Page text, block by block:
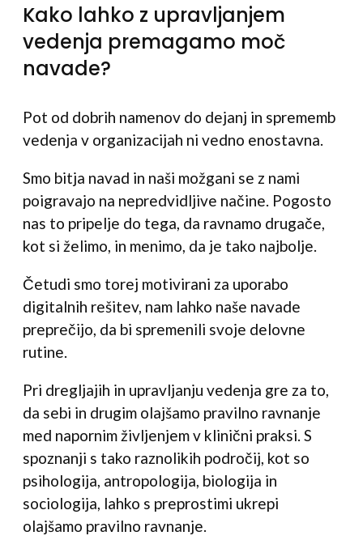
Kako lahko z upravljanjem
vedenja premagamo moč
navade?
Pot od dobrih namenov do dejanj in sprememb
vedenja v organizacijah ni vedno enostavna.
Smo bitja navad in naši možgani se z nami
poigravajo na nepredvidljive načine. Pogosto
nas to pripelje do tega, da ravnamo drugače,
kot si želimo, in menimo, da je tako najbolje.
Četudi smo torej motivirani za uporabo
digitalnih rešitev, nam lahko naše navade
preprečijo, da bi spremenili svoje delovne
rutine.
Pri dregljajih in upravljanju vedenja gre za to,
da sebi in drugim olajšamo pravilno ravnanje
med napornim življenjem v klinični praksi. S
spoznanji s tako raznolikih področij, kot so
psihologija, antropologija, biologija in
sociologija, lahko s preprostimi ukrepi
olajšamo pravilno ravnanje.